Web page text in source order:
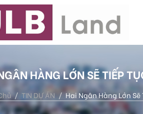
HÀNG LỚN SẼ TIẾP
TIN DỰ ÁN Hai Ngân Hàng Lớn